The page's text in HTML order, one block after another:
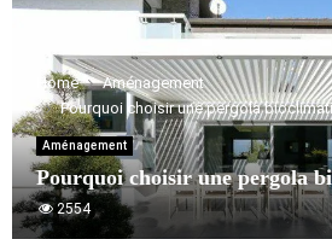
Home
Aménagement
Pourquoi choisir une pergola
Aménagement
Pourquoi choisir une pergola
2554